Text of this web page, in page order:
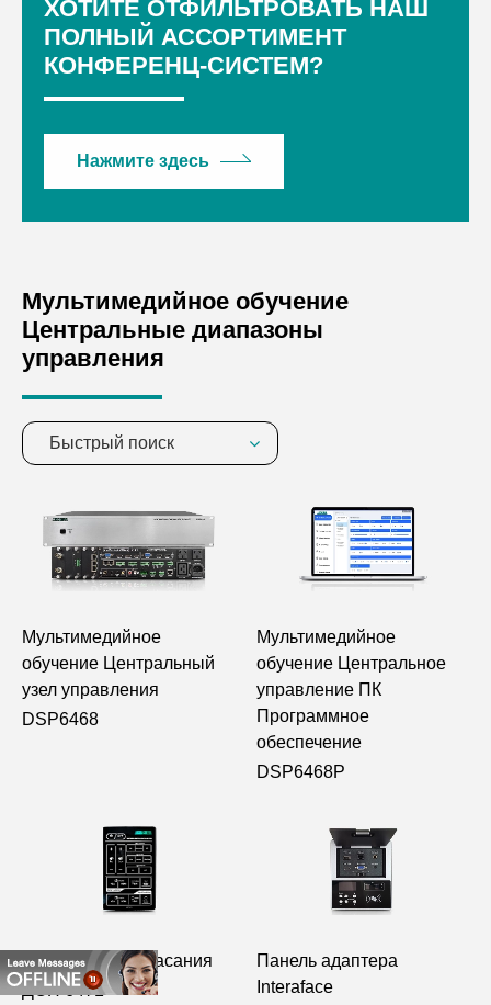
ХОТИТЕ ОТФИЛЬТРОВАТЬ НАШ
ПОЛНЫЙ АССОРТИМЕНТ
КОНФЕРЕНЦ-СИСТЕМ?
Нажмите здесь
Мультимедийное обучение
Центральные диапазоны
управления
Быстрый поиск
Мультимедийное
обучение Центральный
узел управления
DSP6468
Мультимедийное
обучение Центральное
управление ПК
Программное
обеспечение
DSP6468P
Панель экрана касания
ДСП 6471
Панель адаптера
Interaface